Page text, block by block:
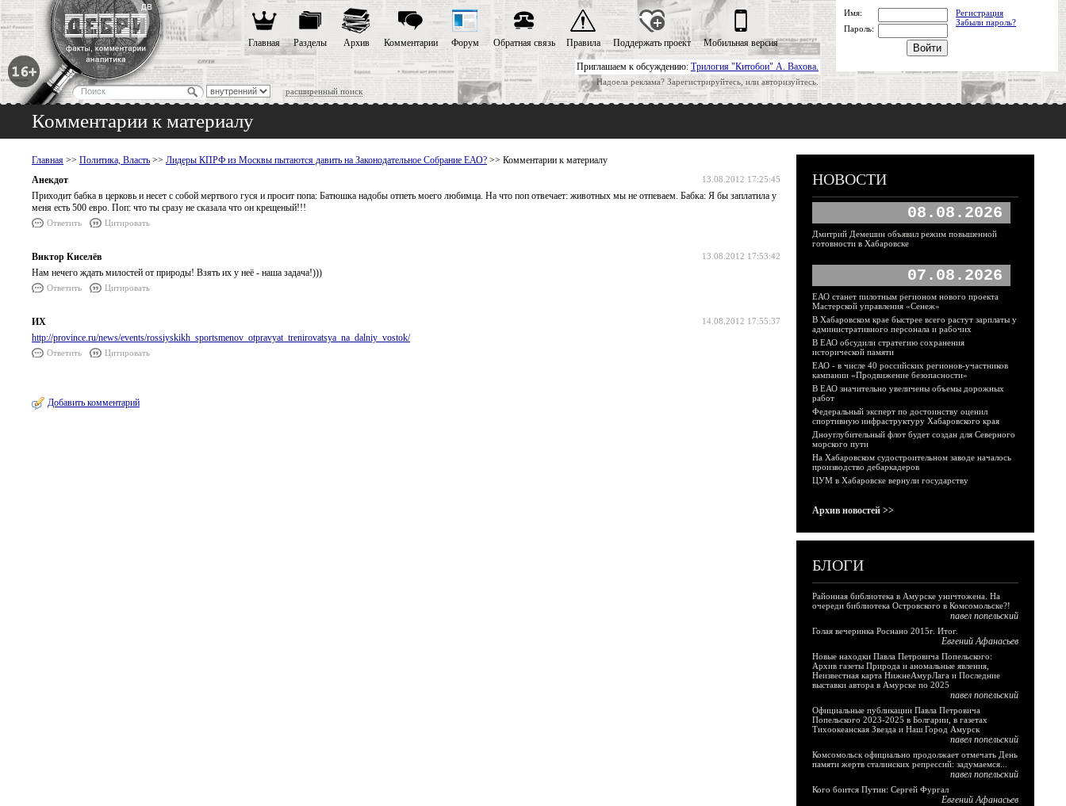
Приглашаем к обсуждению: Трилогия "Китобои" А. Вахова.
Надоела реклама? Зарегистрируйтесь, или авторизуйтесь.
расширенный поиск
Главная Разделы Архив Комментарии Форум Обратная связь Правила Поддержать проект Мобильная версия
Имя:
Регистрация
Забыли пароль?
Пароль:
Комментарии к материалу
Главная >> Политика, Власть >> Лидеры КПРФ из Москвы пытаются давить на Законодательное Собрание ЕАО? >> Комментарии к материалу
13.08.2012 17:25:45
Анекдот
Приходит бабка в церковь и несет с собой мертвого гуся и просит попа: Батюшка надобы отпеть моего любимца. На что поп отвечает: животных мы не отпеваем. Бабка: Я бы заплатила у
меня есть 500 евро. Поп: что ты сразу не сказала что он крещеный!!!
Ответить Цитировать
13.08.2012 17:53:42
Виктор Киселёв
Нам нечего ждать милостей от природы! Взять их у неё - наша задача!)))
Ответить Цитировать
14.08.2012 17:55:37
ИХ
http://province.ru/news/events/rossiyskikh_sportsmenov_otpravyat_trenirovatsya_na_dalniy_vostok/
Ответить Цитировать
Добавить комментарий
НОВОСТИ
08.08.2026
Дмитрий Демешин объявил режим повышенной
готовности в Хабаровске
07.08.2026
ЕАО станет пилотным регионом нового проекта
Мастерской управления «Сенеж»
В Хабаровском крае быстрее всего растут зарплаты у
административного персонала и рабочих
В ЕАО обсудили стратегию сохранения
исторической памяти
ЕАО - в числе 40 российских регионов-участников
кампании «Продвижение безопасности»
В ЕАО значительно увеличены объемы дорожных
работ
Федеральный эксперт по достоинству оценил
спортивную инфраструктуру Хабаровского края
Дноуглубительный флот будет создан для Северного
морского пути
На Хабаровском судостроительном заводе началось
производство дебаркадеров
ЦУМ в Хабаровске вернули государству
Архив новостей >>
БЛОГИ
Районная библиотека в Амурске уничтожена. На
очереди библиотека Островского в Комсомольске?!
павел попельский
Голая вечеринка Роснано 2015г. Итог.
Евгений Афанасьев
Новые находки Павла Петровича Попельского:
Архив газеты Природа и аномальные явления,
Неизвестная карта НижнеАмурЛага и Последние
выставки автора в Амурске по 2025
павел попельский
Официальные публикации Павла Петровича
Попельского 2023-2025 в Болгарии, в газетах
Тихоокеанская Звезда и Наш Город Амурск
павел попельский
Комсомольск официально продолжает отмечать День
памяти жертв сталинских репрессий: задумаемся...
павел попельский
Кого боится Путин: Сергей Фургал
Евгений Афанасьев